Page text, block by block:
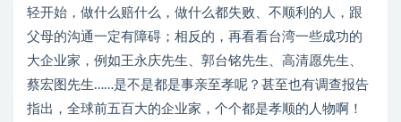
轻开始，做什么赔什么，做什么都失败、不顺利的人，跟
父母的沟通一定有障碍；相反的，再看看台湾一些成功的
大企业家，例如王永庆先生、郭台铭先生、高清愿先生、
蔡宏图先生……是不是都是事亲至孝呢？甚至也有调查报告
指出，全球前五百大的企业家，个个都是孝顺的人物啊！